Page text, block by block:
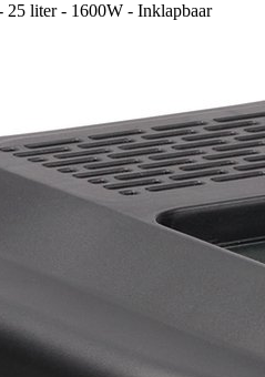
25 liter - 1600W - Inklapbaar